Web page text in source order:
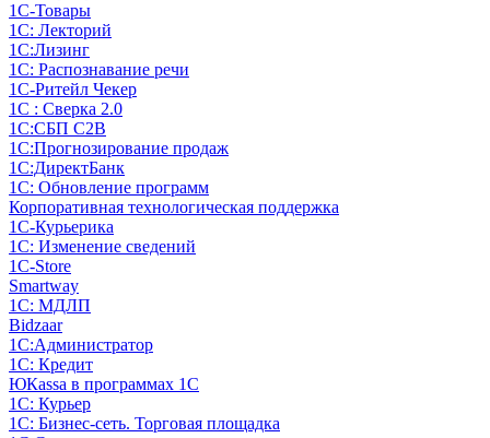
1С-Товары
1С: Лекторий
1С:Лизинг
1С: Распознавание речи
1C-Ритейл Чекер
1С : Сверка 2.0
1С:СБП C2B
1С:Прогнозирование продаж
1С:ДиректБанк
1С: Обновление программ
Корпоративная технологическая поддержка
1С-Курьерика
1С: Изменение сведений
1C-Store
Smartway
1С: МДЛП
Bidzaar
1С:Администратор
1С: Кредит
ЮКаssа в программах 1С
1С: Курьер
1С: Бизнес-сеть. Торговая площадка